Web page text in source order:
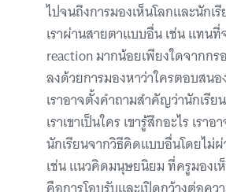
ไปจนถึงการมองเห็นโลกและนักเ
เราผ่านสายตาแบบอื่น เช่น แทนที่
reaction มากน้อยเพียงใดจากก
ลงด้วยการมองหาว่าใครตอบสน
เราอาจตั้งคำถามสำคัญว่านักเรี
เราเขาเป็นใคร เขารู้สึกอะไร เรา
นักเรียนจากวิธีคิดแบบอื่นโดยไม่
เช่น แนวคิดมนุษยนิยม ที่ครูมองเ